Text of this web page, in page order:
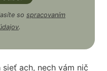
so spracovaním
.
ach, nech vám nič